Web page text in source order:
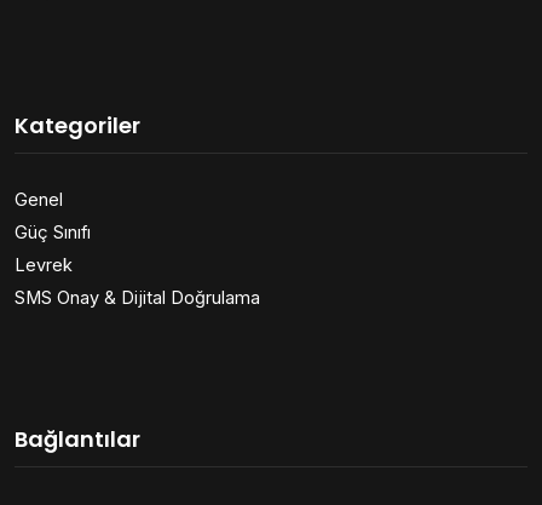
Kategoriler
Genel
Güç Sınıfı
Levrek
SMS Onay & Dijital Doğrulama
Bağlantılar